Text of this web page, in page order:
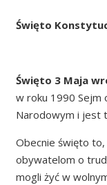
Święto
Święto 3 Maja
w roku 1990 Sejm
Narodowym i jest
Obecnie święto
obywatelom o
mogli żyć w